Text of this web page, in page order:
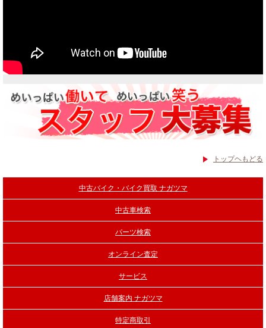
トップヘもどる
中古バイク・バイク買取 ナガツマ
中古車検索
パーツ検索
オンライン査定
サービス
店舗案内 ナガツマ
特定商取引